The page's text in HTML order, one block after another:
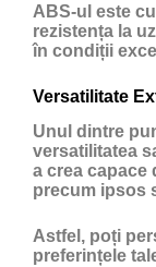
ABS-ul este
rezistența la
în condiții
Versatilitate
Unul dintre
versatilitatea
a crea capace
precum ipsos
Astfel, poți
preferințele